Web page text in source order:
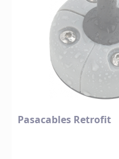
Pasacables Retrofit